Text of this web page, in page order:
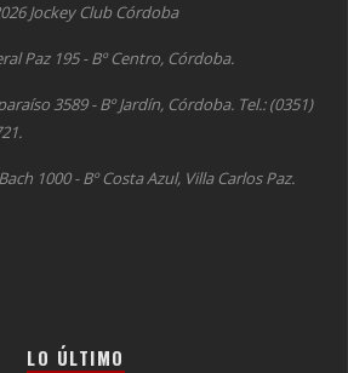
Jockey Club Córdoba
Paz 195 - Bº Centro, Córdoba.
3589 - Bº Jardín, Córdoba. Tel.: (0351)
Bach 1000 - Bº Costa Azul, Villa Carlos Paz.
LO ÚLTIMO